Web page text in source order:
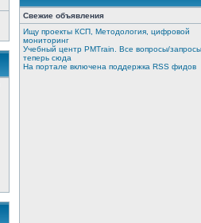
Свежие объявления
Ищу проекты КСП, Методология, цифровой
мониторинг
Учебный центр PMTrain. Все вопросы/запросы
теперь сюда
На портале включена поддержка RSS фидов